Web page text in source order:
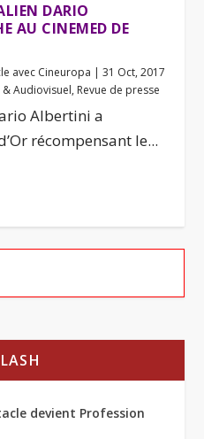
DARIO
AU CINEMED DE
avec Cineuropa |31 Oct, 2017
& Audiovisuel, Revue de presse
Albertini a
récompensant le...
devient Profession